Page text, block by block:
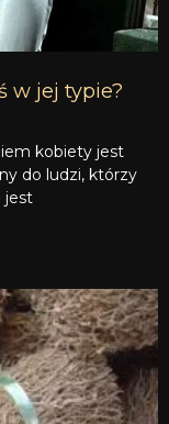
w jej typie?
kobiety jest
do ludzi, którzy
jest